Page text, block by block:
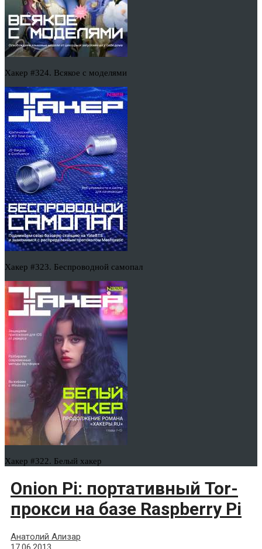
Хакер #324. Всякое с моделями
Хакер #323. Беспроводной самопал
Хакер #322. Белый хакер
Onion Pi: портативный Tor-
прокси на базе Raspberry Pi
Анатолий Ализар